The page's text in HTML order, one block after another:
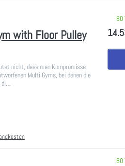
liegen noch keine Bewertungen vor.
with Floor Pulley
nicht, dass man Kompromisse
Multi Gyms, bei denen die
di…
80
liegen noch keine Bewertungen vor.
80